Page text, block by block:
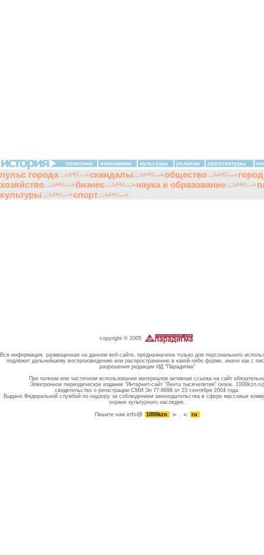
политики экономики культуры религии архитектуры
пульс города скандалы общество
хозяйство
бизнес наука и образование
культуры
спорт
copyright © 2005
Вся информация, размещенная на данном веб-сайте, предназначена только для персонального
подлежит дальнейшему воспроизведению или распространению в какой-либо форме, иначе как с
разрешения редакции ИД "Парадигма"
При полном или частичном использовании материалов активная ссылка на сайт
Электронное периодическое издание "Интернет-сайт "Лента тысячелетия" (www. 1000kzn.ru)
свидетельство о регистрации СМИ Эл 77-8898 от 23 сентября 2004 года.
Выдано Федеральной службой по надзору за соблюдением законодательства в сфере массовых
охране культурного наследия.
Пишите намinfo@ 1000kzn . ru